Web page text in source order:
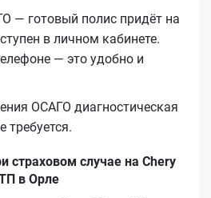
— готовый полис придёт на
в личном кабинете.
— это удобно и
ОСАГО диагностическая
требуется.
страховом случае на Chery
в Орле